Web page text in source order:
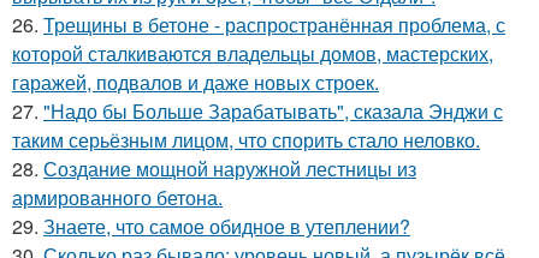
26. Трещины в бетоне - распространённая проблема, с
которой сталкиваются владельцы домов, мастерских,
гаражей, подвалов и даже новых строек.
27. "Надо бы Больше Зарабатывать", сказала Энджи с
таким серьёзным лицом, что спорить стало неловко.
28. Создание мощной наружной лестницы из
армированного бетона.
29. Знаете, что самое обидное в утеплении?